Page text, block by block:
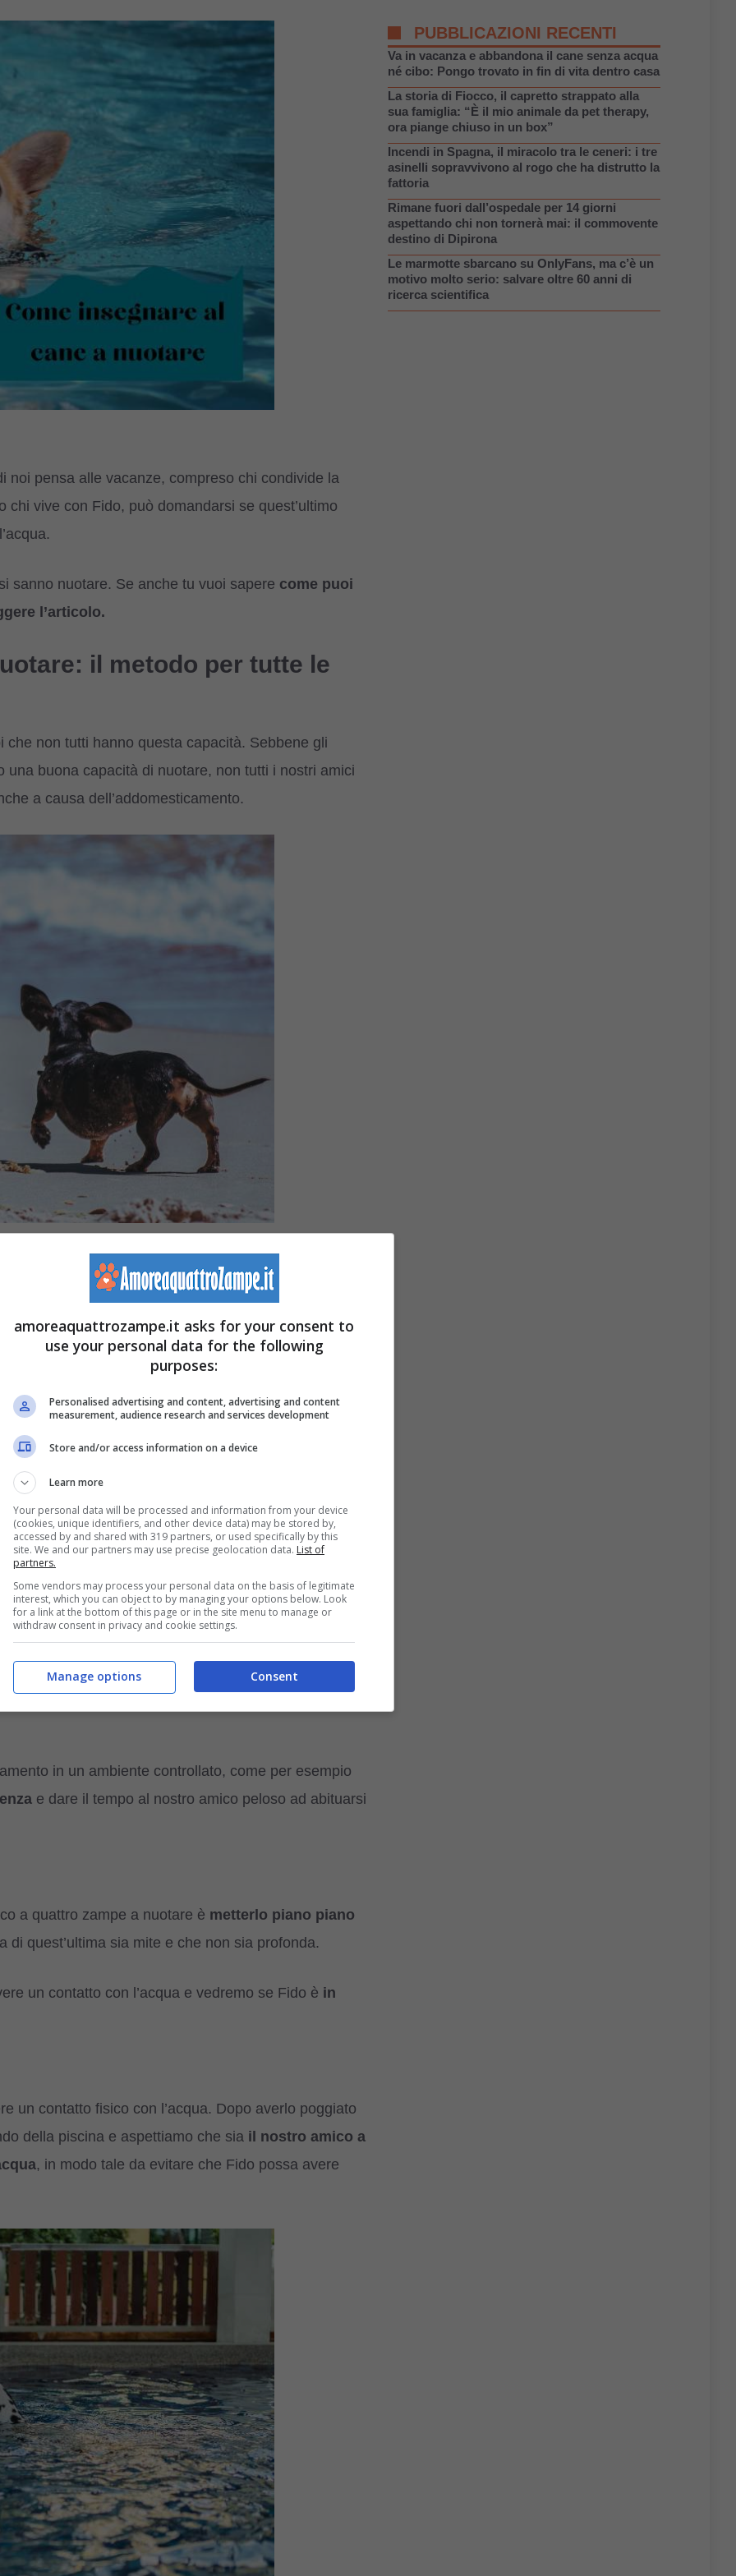
noi pensa alle vacanze, compreso chi condivide la
vive con Fido, può domandarsi se quest’ultimo
sanno nuotare. Se anche tu vuoi sapere come puoi
l’articolo.
il metodo per tutte le
non tutti hanno questa capacità. Sebbene gli
buona capacità di nuotare, non tutti i nostri amici
a causa dell’addomesticamento.
allevati proprio per nuotare e che quindi hanno una
loro muscolatura, della grandezza della loro testa,
(cani brachicefali
) e della presenza di zampe corte,
razze di cane troviamo il Bassotto, ilBoxer, il
non è detto che non possano imparare.
icinque passifondamentali perinsegnare al cane
in un ambiente controllato, come per esempio
e dare il tempo al nostro amico peloso ad abituarsi
a quattro zampe a nuotare è metterlo piano piano
di quest’ultima sia mite e che non sia profonda.
un contatto con l’acqua e vedremo se Fido è in
un contatto fisico con l’acqua. Dopo averlo poggiato
della piscina e aspettiamo che sia il nostro amico a
, in modo tale da evitare che Fido possa avere
PUBBLICAZIONI RECENTI
Va in vacanza e abbandona il cane senza acqua
né cibo: Pongo trovato in fin di vita dentro casa
La storia di Fiocco, il capretto strappato alla
sua famiglia: “È il mio animale da pet therapy,
ora piange chiuso in un box”
Incendi in Spagna, il miracolo tra le ceneri: i tre
asinelli sopravvivono al rogo che ha distrutto la
fattoria
Rimane fuori dall’ospedale per 14 giorni
aspettando chi non tornerà mai: il commovente
destino di Dipirona
Le marmotte sbarcano su OnlyFans, ma c’è un
motivo molto serio: salvare oltre 60 anni di
ricerca scientifica
amoreaquattrozampe.it asks for your consent to
use your personal data for the following
purposes:
Personalised advertising and content, advertising and content
measurement, audience research and services development
Store and/or access information on a device
Learn more
Your personal data will be processed and information from your device
(cookies, unique identifiers, and other device data) may be stored by,
accessed by and shared with 319 partners, or used specifically by this
site. We and our partners may use precise geolocation data. List of
partners.
Some vendors may process your personal data on the basis of legitimate
interest, which you can object to by managing your options below. Look
for a link at the bottom of this page or in the site menu to manage or
withdraw consent in privacy and cookie settings.
Consent
Manage options